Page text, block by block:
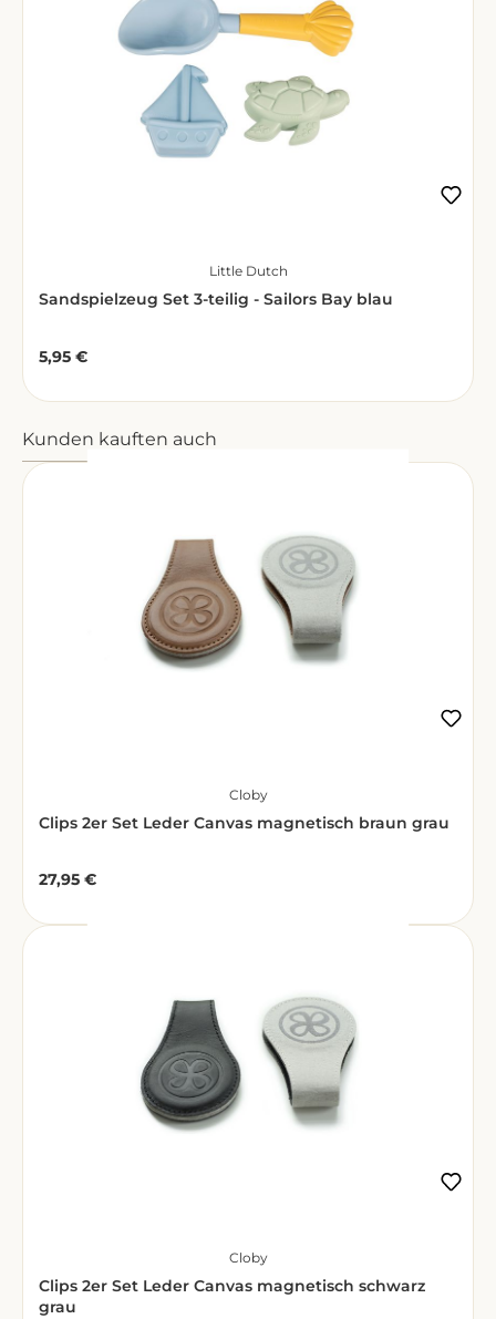
Little Dutch
Sandspielzeug Set 3-teilig - Sailors Bay blau
Regulärer Preis:
5,95 €
Produktgalerie überspringen
Kunden kauften auch
Cloby
Clips 2er Set Leder Canvas magnetisch braun grau
Regulärer Preis:
27,95 €
Cloby
Clips 2er Set Leder Canvas magnetisch schwarz
grau